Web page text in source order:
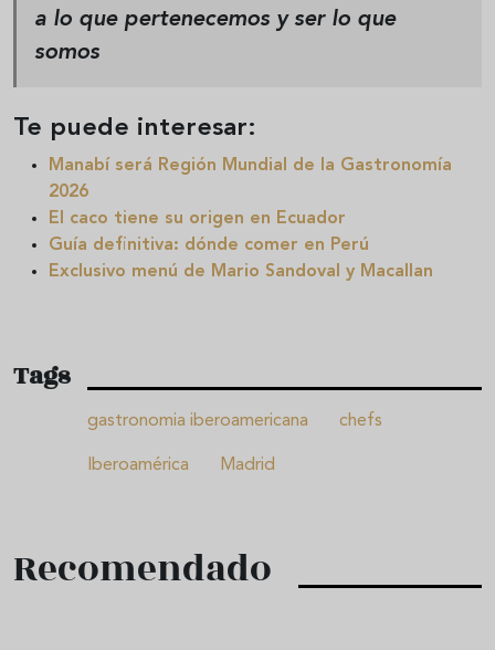
a lo que pertenecemos y ser lo que
somos
Te puede interesar:
Manabí será Región Mundial de la Gastronomía
2026
El caco tiene su origen en Ecuador
Guía definitiva: dónde comer en Perú
Exclusivo menú de Mario Sandoval y Macallan
Tags
gastronomia iberoamericana chefs
Iberoamérica Madrid
Recomendado